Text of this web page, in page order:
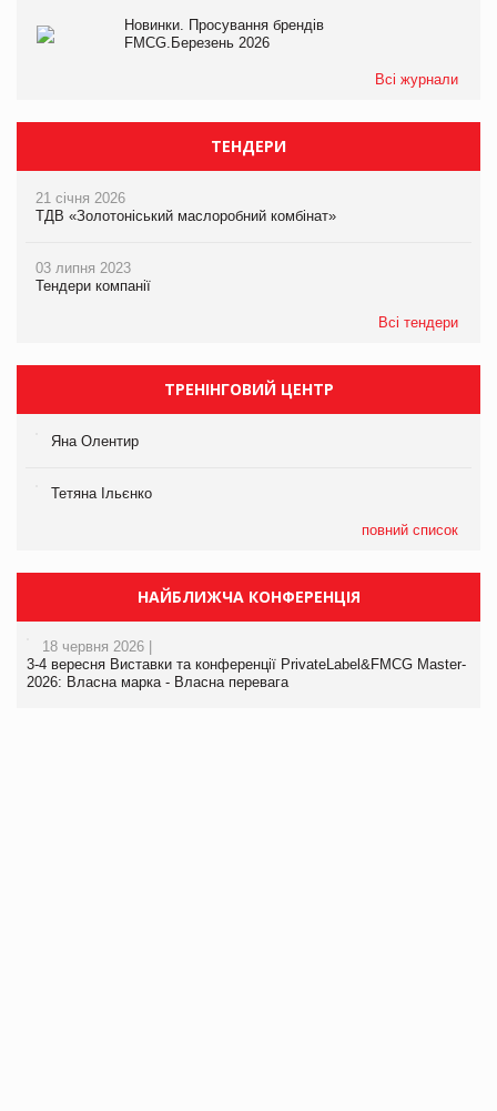
Новинки. Просування брендів
FMCG.Березень 2026
Всі журнали
ТЕНДЕРИ
21 січня 2026
ТДВ «Золотоніський маслоробний комбінат»
03 липня 2023
Тендери компанії
Всі тендери
ТРЕНІНГОВИЙ ЦЕНТР
Яна Олентир
Тетяна Ільєнко
повний список
НАЙБЛИЖЧА КОНФЕРЕНЦІЯ
18 червня 2026 |
3-4 вересня Виставки та конференції PrivateLabel&FMCG Master-
2026: Власна марка - Власна перевага